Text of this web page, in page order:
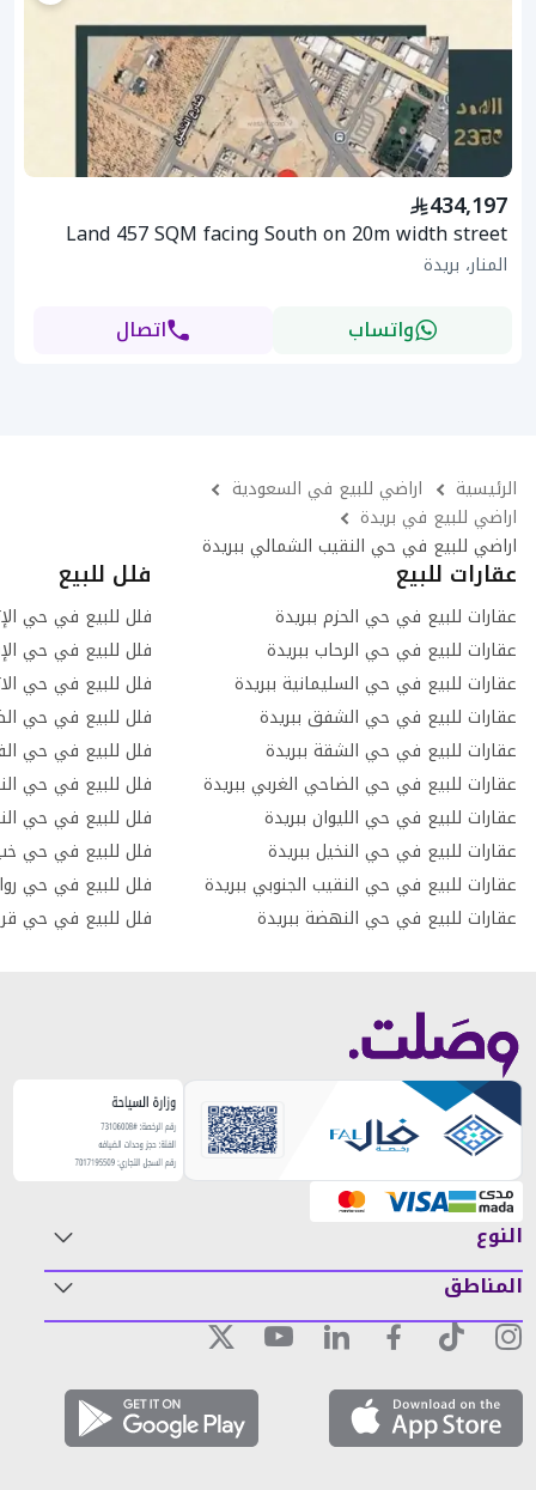
434,197
Land 457 SQM facing South on 20m width street
المنار، بريدة
واتساب اتصال
الرئيسية
اراضي للبيع في السعودية
اراضي للبيع في بريدة
اراضي للبيع في حي النقيب الشمالي ببريدة
عقارات للبيع
عقارات للبيع في حي الحزم ببريدة
عقارات للبيع في حي الرحاب ببريدة
عقارات للبيع في حي السليمانية ببريدة
عقارات للبيع في حي الشفق ببريدة
عقارات للبيع في حي الشقة ببريدة
عقارات للبيع في حي الضاحي الغربي ببريدة
عقارات للبيع في حي الليوان ببريدة
عقارات للبيع في حي النخيل ببريدة
عقارات للبيع في حي النقيب الجنوبي ببريدة
عقارات للبيع في حي النهضة ببريدة
فلل للبيع
فلل للبيع في حي
فلل للبيع في حي
فلل للبيع في حي
فلل للبيع في حي
فلل للبيع في حي
فلل للبيع في حي
فلل للبيع في حي
فلل للبيع في حي
فلل للبيع في حي
فلل للبيع في حي
النوع
المناطق